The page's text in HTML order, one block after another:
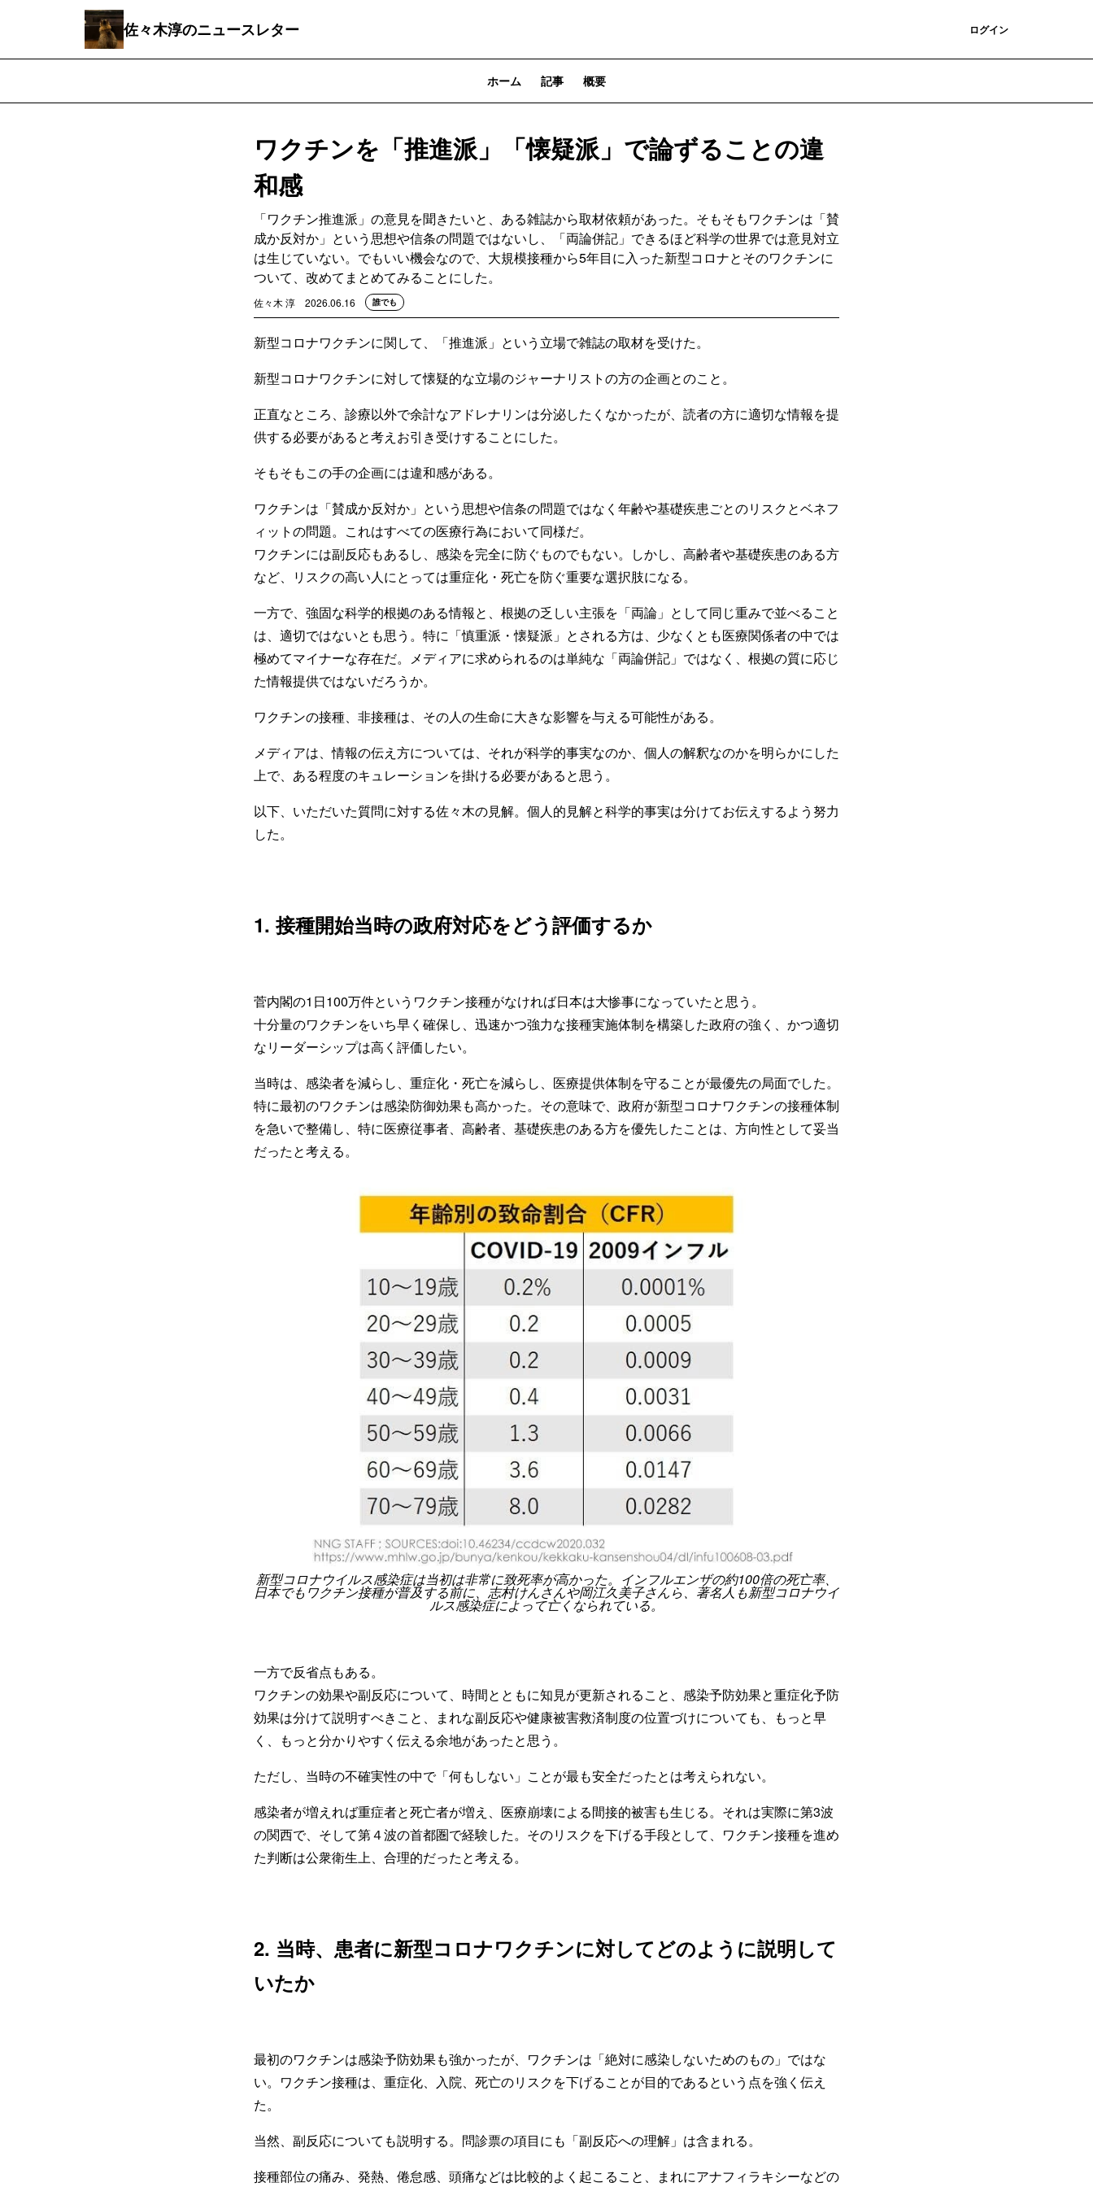
佐々木淳のニュースレター ログイン
ホーム 記事 概要
ワクチンを「推進派」「懐疑派」で論ずることの違
和感
「ワクチン推進派」の意見を聞きたいと、ある雑誌から取材依頼があった。そもそもワクチンは「賛
成か反対か」という思想や信条の問題ではないし、「両論併記」できるほど科学の世界では意見対立
は生じていない。でもいい機会なので、大規模接種から5年目に入った新型コロナとそのワクチンに
ついて、改めてまとめてみることにした。
佐々木 淳 2026.06.16 誰でも
新型コロナワクチンに関して、「推進派」という立場で雑誌の取材を受けた。
新型コロナワクチンに対して懐疑的な立場のジャーナリストの方の企画とのこと。
正直なところ、診療以外で余計なアドレナリンは分泌したくなかったが、読者の方に適切な情報を提
供する必要があると考えお引き受けすることにした。
そもそもこの手の企画には違和感がある。
ワクチンは「賛成か反対か」という思想や信条の問題ではなく年齢や基礎疾患ごとのリスクとベネフ
ィットの問題。これはすべての医療行為において同様だ。
ワクチンには副反応もあるし、感染を完全に防ぐものでもない。しかし、高齢者や基礎疾患のある方
など、リスクの高い人にとっては重症化・死亡を防ぐ重要な選択肢になる。
一方で、強固な科学的根拠のある情報と、根拠の乏しい主張を「両論」として同じ重みで並べること
は、適切ではないとも思う。特に「慎重派・懐疑派」とされる方は、少なくとも医療関係者の中では
極めてマイナーな存在だ。メディアに求められるのは単純な「両論併記」ではなく、根拠の質に応じ
た情報提供ではないだろうか。
ワクチンの接種、非接種は、その人の生命に大きな影響を与える可能性がある。
メディアは、情報の伝え方については、それが科学的事実なのか、個人の解釈なのかを明らかにした
上で、ある程度のキュレーションを掛ける必要があると思う。
以下、いただいた質問に対する佐々木の見解。個人的見解と科学的事実は分けてお伝えするよう努力
した。
1. 接種開始当時の政府対応をどう評価するか
菅内閣の1日100万件というワクチン接種がなければ日本は大惨事になっていたと思う。
十分量のワクチンをいち早く確保し、迅速かつ強力な接種実施体制を構築した政府の強く、かつ適切
なリーダーシップは高く評価したい。
当時は、感染者を減らし、重症化・死亡を減らし、医療提供体制を守ることが最優先の局面でした。
特に最初のワクチンは感染防御効果も高かった。その意味で、政府が新型コロナワクチンの接種体制
を急いで整備し、特に医療従事者、高齢者、基礎疾患のある方を優先したことは、方向性として妥当
だったと考える。
新型コロナウイルス感染症は当初は非常に致死率が高かった。インフルエンザの約100倍の死亡率、
日本でもワクチン接種が普及する前に、志村けんさんや岡江久美子さんら、著名人も新型コロナウイ
ルス感染症によって亡くなられている。
一方で反省点もある。
ワクチンの効果や副反応について、時間とともに知見が更新されること、感染予防効果と重症化予防
効果は分けて説明すべきこと、まれな副反応や健康被害救済制度の位置づけについても、もっと早
く、もっと分かりやすく伝える余地があったと思う。
ただし、当時の不確実性の中で「何もしない」ことが最も安全だったとは考えられない。
感染者が増えれば重症者と死亡者が増え、医療崩壊による間接的被害も生じる。それは実際に第3波
の関西で、そして第４波の首都圏で経験した。そのリスクを下げる手段として、ワクチン接種を進め
た判断は公衆衛生上、合理的だったと考える。
2. 当時、患者に新型コロナワクチンに対してどのように説明して
いたか
最初のワクチンは感染予防効果も強かったが、ワクチンは「絶対に感染しないためのもの」ではな
い。ワクチン接種は、重症化、入院、死亡のリスクを下げることが目的であるという点を強く伝え
た。
当然、副反応についても説明する。問診票の項目にも「副反応への理解」は含まれる。
接種部位の痛み、発熱、倦怠感、頭痛などは比較的よく起こること、まれにアナフィラキシーなどの